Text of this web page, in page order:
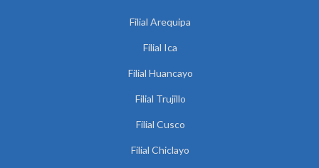
Filial Arequipa
Filial Ica
Filial Huancayo
Filial Trujillo
Filial Cusco
Filial Chiclayo